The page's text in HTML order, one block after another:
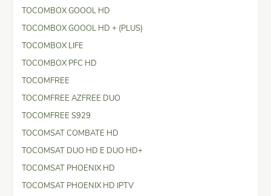
TOCOMBOX GOOOL HD
TOCOMBOX GOOOL HD + (PLUS)
TOCOMBOX LIFE
TOCOMBOX PFC HD
TOCOMFREE
TOCOMFREE AZFREE DUO
TOCOMFREE S929
TOCOMSAT COMBATE HD
TOCOMSAT DUO HD E DUO HD+
TOCOMSAT PHOENIX HD
TOCOMSAT PHOENIX HD IPTV